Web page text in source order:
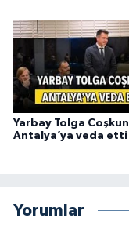
Yarbay Tolga Coşkun
Antalya’ya veda etti
Yorumlar